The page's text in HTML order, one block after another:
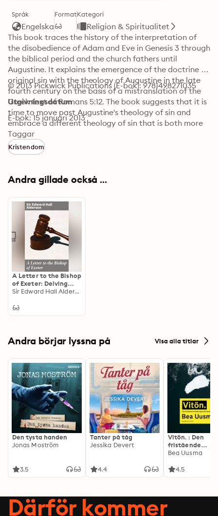
Språk
Engelska
FormatKategori
Religion & Spiritualitet
This book traces the history of the interpretation of
the disobedience of Adam and Eve in Genesis 3 through
the biblical period and the church fathers until
Augustine. It explains the emergence of the doctrine of
original sin with the theology of Augustine in the late
fourth century on the basis of a mistranslation of the
Greek text of Romans 5:12. The book suggests that it is
time to move past Augustine's theology of sin and
embrace a different theology of sin that is both more
biblical and makes more sense in the postmodern West
and in the developing world.
© 2013 Pickwick Publications (E-bok): 9781498271035
Utgivningsdatum
E-bok: 15 januari 2013
Taggar
Kristendom
Andra gillade också ...
A Letter to the Bishop
of Exeter: Delving
Into the Religious
Judge's Analysis
Sir Edward Hall Alderson
Andra börjar lyssna på Visa alla titlar
Den tysta handen
Jonas Moström
3.5
Tanter på tåg
Jessika Devert
4.4
Vitön. : Den
fristående
fortsättningen
Bea Uusma
4.5
Därför kommer